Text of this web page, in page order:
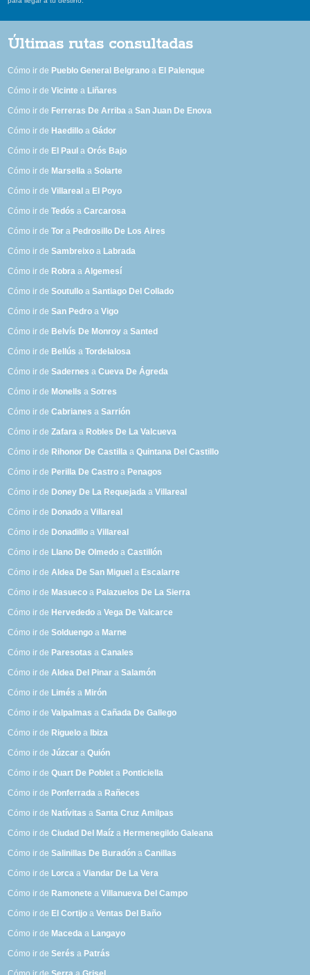
Últimas rutas consultadas
Cómo ir de Pueblo General Belgrano a El Palenque
Cómo ir deVicinte a Liñares
Cómo ir de Ferreras De Arriba aSan Juan De Enova
Cómo ir de Haedillo aGádor
Cómo ir de El Paul aOrós Bajo
Cómo ir de Marsella aSolarte
Cómo ir deVillareal a El Poyo
Cómo ir deTedós aCarcarosa
Cómo ir deTor a Pedrosillo De Los Aires
Cómo ir deSambreixo a Labrada
Cómo ir de Robra aAlgemesí
Cómo ir deSoutullo aSantiago Del Collado
Cómo ir deSan Pedro aVigo
Cómo ir de Belvís De Monroy aSanted
Cómo ir de Bellús aTordelalosa
Cómo ir deSadernes aCueva De Ágreda
Cómo ir de Monells aSotres
Cómo ir deCabrianes aSarrión
Cómo ir deZafara a Robles De La Valcueva
Cómo ir de Rihonor De Castilla aQuintana Del Castillo
Cómo ir de Perilla De Castro a Penagos
Cómo ir de Doney De La Requejada aVillareal
Cómo ir de Donado aVillareal
Cómo ir de Donadillo aVillareal
Cómo ir de Llano De Olmedo aCastillón
Cómo ir deAldea De San Miguel a Escalarre
Cómo ir de Masueco a Palazuelos De La Sierra
Cómo ir de Hervededo aVega De Valcarce
Cómo ir deSolduengo a Marne
Cómo ir de Paresotas aCanales
Cómo ir deAldea Del Pinar aSalamón
Cómo ir de Limés a Mirón
Cómo ir deValpalmas aCañada De Gallego
Cómo ir de Riguelo a Ibiza
Cómo ir deJúzcar aQuión
Cómo ir deQuart De Poblet a Ponticiella
Cómo ir de Ponferrada a Rañeces
Cómo ir de Natívitas aSanta Cruz Amilpas
Cómo ir deCiudad Del Maíz a Hermenegildo Galeana
Cómo ir deSalinillas De Buradón aCanillas
Cómo ir de Lorca aViandar De La Vera
Cómo ir de Ramonete aVillanueva Del Campo
Cómo ir de El Cortijo aVentas Del Baño
Cómo ir de Maceda a Langayo
Cómo ir deSerés a Patrás